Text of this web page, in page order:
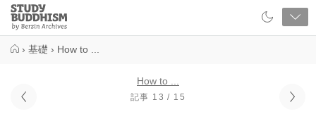
Close
Study
Buddhism
› 基礎 › How to ...
How to ...
記事 13 / 15